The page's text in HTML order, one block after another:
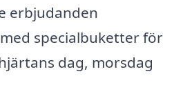
erbjudanden
specialbuketter för
dag, morsdag